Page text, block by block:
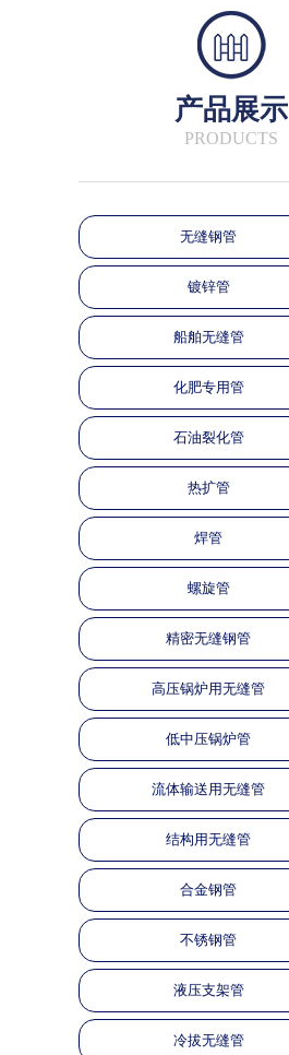
产品展示
PRODUCTS
无缝钢管
镀锌管
船舶无缝管
化肥专用管
石油裂化管
热扩管
焊管
螺旋管
精密无缝钢管
高压锅炉用无缝管
低中压锅炉管
流体输送用无缝管
结构用无缝管
合金钢管
不锈钢管
液压支架管
冷拔无缝管